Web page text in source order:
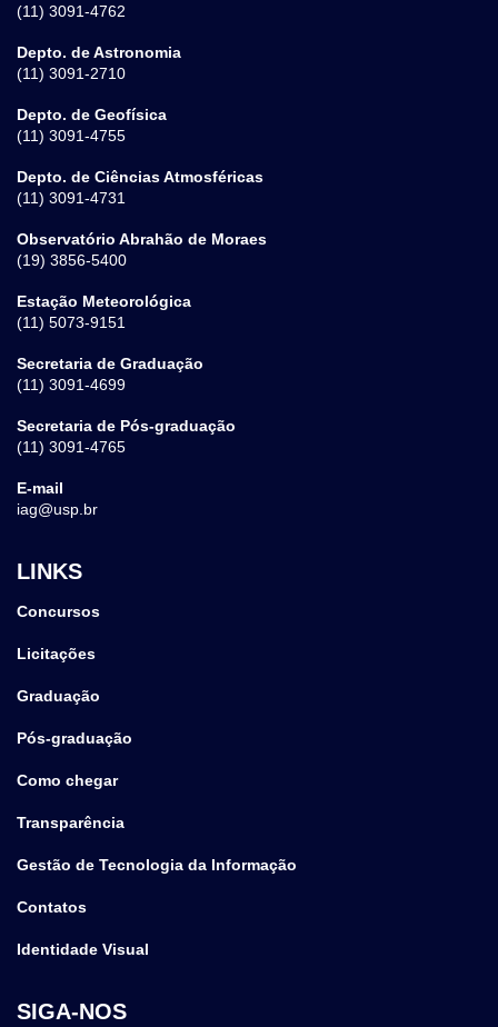
(11) 3091-4762
Depto. de Astronomia
(11) 3091-2710
Depto. de Geofísica
(11) 3091-4755
Depto. de Ciências Atmosféricas
(11) 3091-4731
Observatório Abrahão de Moraes
(19) 3856-5400
Estação Meteorológica
(11) 5073-9151
Secretaria de Graduação
(11) 3091-4699
Secretaria de Pós-graduação
(11) 3091-4765
E-mail
iag@usp.br
LINKS
Concursos
Licitações
Graduação
Pós-graduação
Como chegar
Transparência
Gestão de Tecnologia da Informação
Contatos
Identidade Visual
SIGA-NOS